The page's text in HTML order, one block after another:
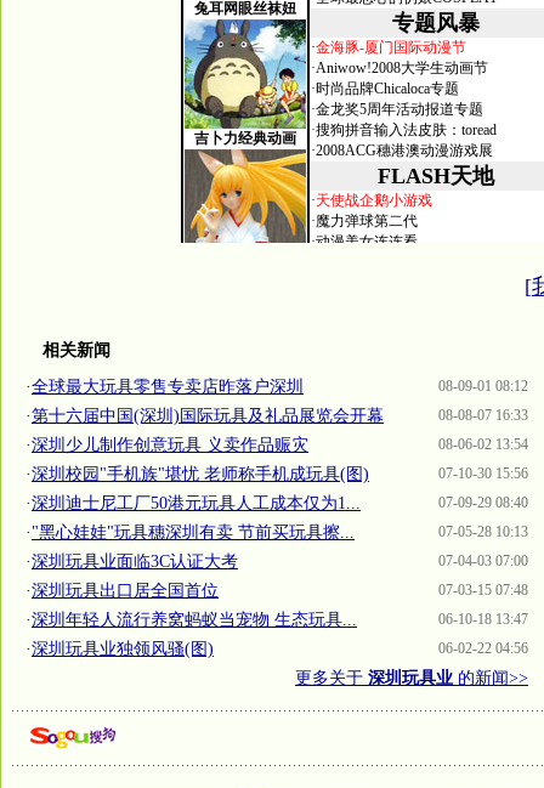
[
相关新闻
08-09-01 08:12
·全球最大玩具零售专卖店昨落户深圳
08-08-07 16:33
·第十六届中国(深圳)国际玩具及礼品展览会开幕
08-06-02 13:54
·深圳少儿制作创意玩具 义卖作品赈灾
07-10-30 15:56
·深圳校园"手机族"堪忧 老师称手机成玩具(图)
07-09-29 08:40
·深圳迪士尼工厂50港元玩具人工成本仅为1...
07-05-28 10:13
·"黑心娃娃"玩具穗深圳有卖 节前买玩具擦...
07-04-03 07:00
·深圳玩具业面临3C认证大考
07-03-15 07:48
·深圳玩具出口居全国首位
06-10-18 13:47
·深圳年轻人流行养窝蚂蚁当宠物 生态玩具...
06-02-22 04:56
·深圳玩具业独领风骚(图)
更多关于 深圳玩具业 的新闻>>